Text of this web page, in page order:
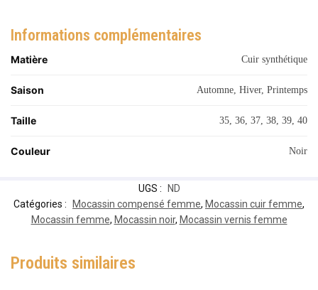
Informations complémentaires
Matière Cuir synthétique
Saison Automne, Hiver, Printemps
Taille 35, 36, 37, 38, 39, 40
Couleur Noir
UGS :
ND
Catégories :
Mocassin compensé femme, Mocassin cuir femme,
Mocassin femme, Mocassin noir, Mocassin vernis femme
Produits similaires